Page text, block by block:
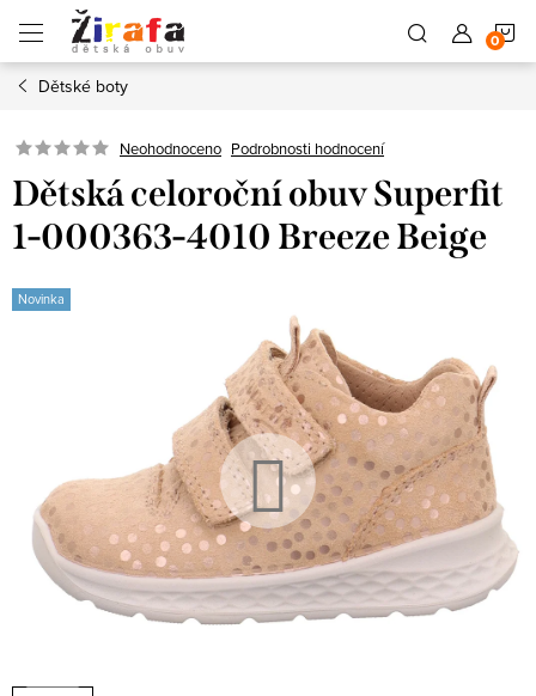
obsah
Dětské boty
Neohodnoceno Podrobnosti hodnocení
Dětská celoroční obuv Superfit
1-000363-4010 Breeze Beige
Novinka